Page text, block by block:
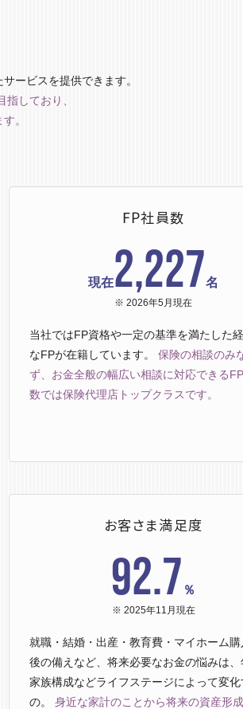
ービスを提供できます。
しており、
。
FP社員数
現在2,227名
※ 2026年5月現在
当社ではFP資格や一定の基準を満たした
なFPが在籍しています。 保険の相談のみ
ず、お金全般の幅広い相談に対応できる
数では保険代理店トップクラスです。
お客さま満足度
92.7 ％
※ 2025年11月現在
就職・結婚・出産・教育費・マイホーム購
後の備えなど、将来必要なお金の悩みは、
家族構成などライフステージによって変化
の。 身近な家計のことから将来の資産形成